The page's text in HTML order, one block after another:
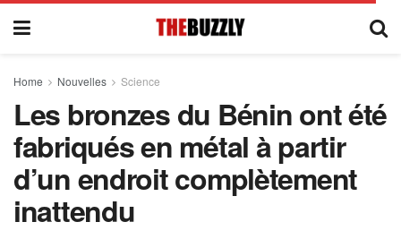
Home Nouvelles Science
Les bronzes du Bénin ont été
fabriqués en métal à partir
d’un endroit complètement
inattendu